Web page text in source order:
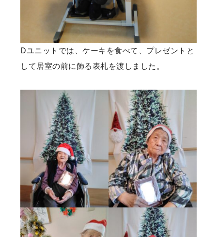
Dユニットでは、ケーキを食べて、プレゼントと
して居室の前に飾る表札を渡しました。